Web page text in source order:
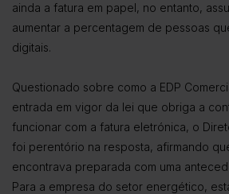
ainda a fatura em papel, no entanto,
aumentar a percentagem de pessoas
digitais.
Questionado sobre como a EDP
entrada em vigor da lei que obriga a
funcionar com a fatura eletrónica, o
foi perentório na resposta, afirmando
encontrava preparada com uma
Para a empresa do setor energético,